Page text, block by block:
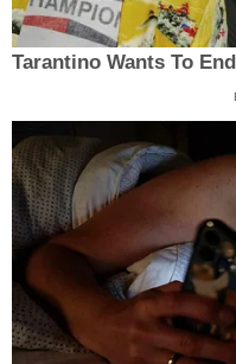
Tarantino Wants To